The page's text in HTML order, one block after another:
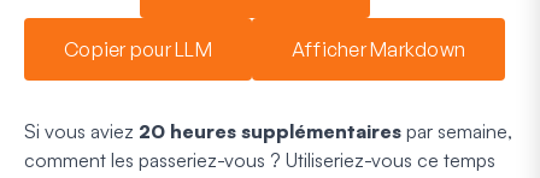
Copier pour LLM Afficher Markdown
Si vous aviez 20 heures supplémentaires par semaine,
comment les passeriez-vous ? Utiliseriez-vous ce temps